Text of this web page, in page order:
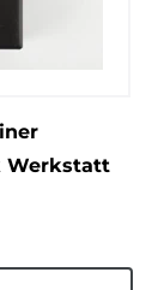
Werkstatt